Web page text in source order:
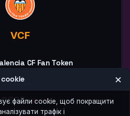
VCF
CF Fan Token
La Liga
▼ 1.15%
×
файли cookie, щоб покращити
трафік і